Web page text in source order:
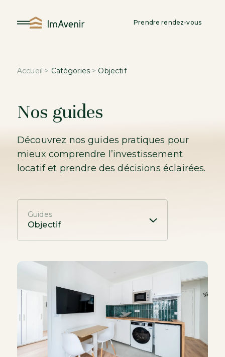
contenu
Prendre rendez-vous
Accueil > Catégories > Objectif
Nos guides
Découvrez nos guides pratiques pour
mieux comprendre l’investissement
locatif et prendre des décisions éclairées.
Guides
Objectif